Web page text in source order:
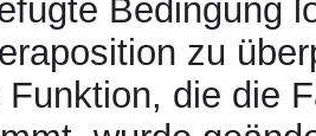
Bedingung
zu
die die